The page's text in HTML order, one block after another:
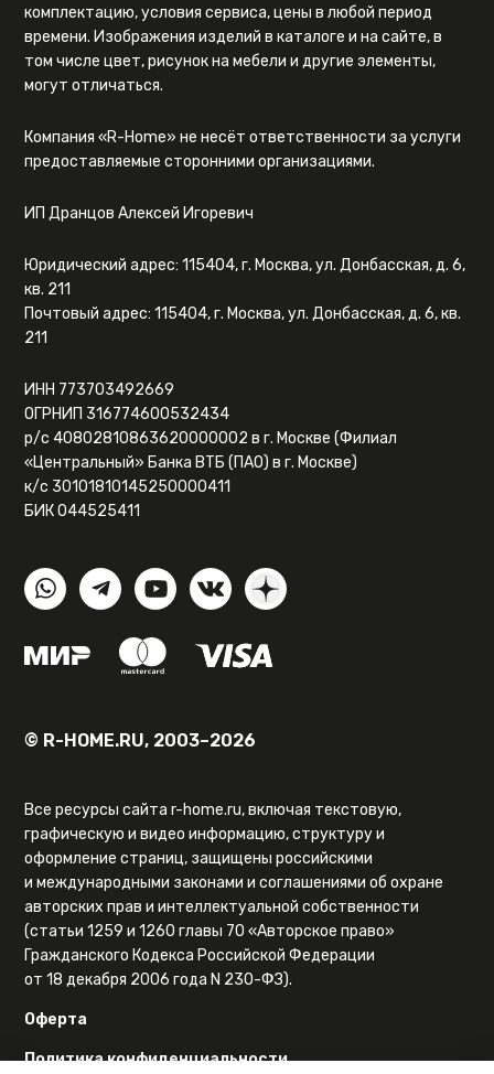
комплектацию, условия сервиса, цены в любой период
времени. Изображения изделий в каталоге и на сайте, в
том числе цвет, рисунок на мебели и другие элементы,
могут отличаться.
Компания «R-Home» не несёт ответственности за услуги
предоставляемые сторонними организациями.
ИП Дранцов Алексей Игоревич
Юридический адрес: 115404, г. Москва, ул. Донбасская, д. 6,
кв. 211
Почтовый адрес: 115404, г. Москва, ул. Донбасская, д. 6, кв.
211
ИНН 773703492669
ОГРНИП 316774600532434
р/с 40802810863620000002 в г. Москве (Филиал
«Центральный» Банка ВТБ (ПАО) в г. Москве)
к/с 30101810145250000411
БИК 044525411
© R-HOME.RU, 2003–2026
Все ресурсы сайта r-home.ru, включая текстовую,
графическую и видео информацию, структуру и
оформление страниц, защищены российскими
и международными законами и соглашениями об охране
авторских прав и интеллектуальной собственности
(статьи 1259 и 1260 главы 70 «Авторское право»
Гражданского Кодекса Российской Федерации
от 18 декабря 2006 года N 230-ФЗ).
Оферта
Политика конфиденциальности